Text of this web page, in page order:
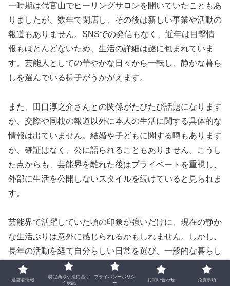
一時期は代官山でヒーリングサロンを開いていたこともあ
りましたが、数年で閉店し、その後は新しい事業や活動の
報道もありません。SNSでの発信もなく、近年は目撃情
報もほとんどないため、生活の詳細は謎に包まれていま
す。芸能人としての華やかな日々から一転し、静かな暮ら
しを選んでいる様子がうかがえます。
また、田口淳之介さんとの関係がたびたび話題になります
が、交際や同棲の報道以外に本人の生活に関する具体的な
情報は出ていません。結婚や子どもに関する噂もあります
が、確証はなく、公に語られることもありません。こうし
た点からも、芸能界を離れた後はプライベートを重視し、
外部に生活を公開しないスタイルを続けていると見られま
す。
芸能界で活躍していた頃の印象が強いだけに、現在の静か
な生活ぶりは意外に感じられるかもしれません。しかし、
長年の活動を経て自分らしい日常を選び、一般的な暮らし
を送っている姿勢は自然な流れともいえます。
運営者情報
特定商取引法に基づ
く表記
プライバシーポリシ
ー
お問い合わせ 免責事項